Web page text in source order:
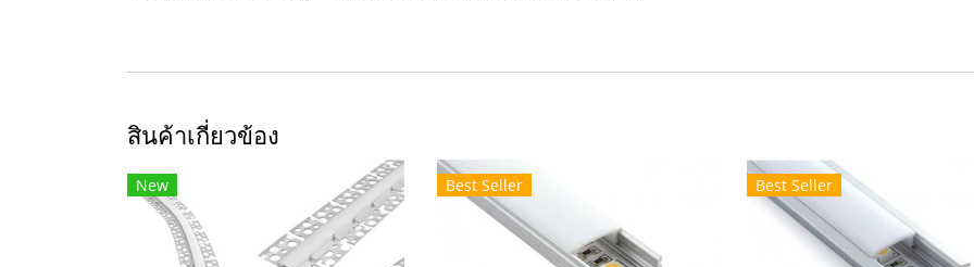
สินค้าเกี่ยวข้อง
New Best Seller Best Seller